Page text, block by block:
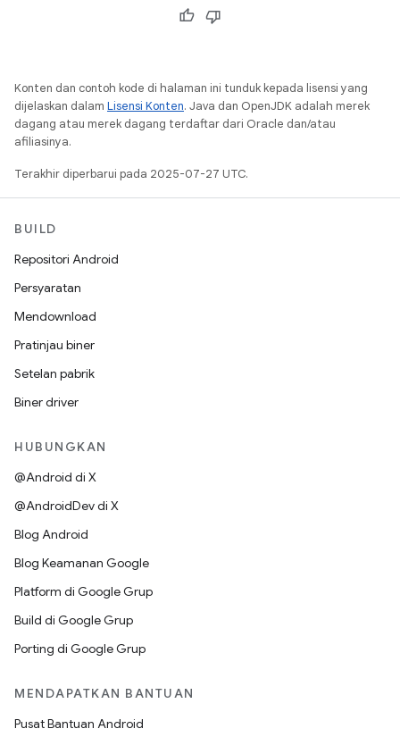
Konten dan contoh kode di halaman ini tunduk kepada lisensi yang
dijelaskan dalam Lisensi Konten. Java dan OpenJDK adalah merek
dagang atau merek dagang terdaftar dari Oracle dan/atau
afiliasinya.
Terakhir diperbarui pada 2025-07-27 UTC.
BUILD
Repositori Android
Persyaratan
Mendownload
Pratinjau biner
Setelan pabrik
Biner driver
HUBUNGKAN
@Android di X
@AndroidDev di X
Blog Android
Blog Keamanan Google
Platform di Google Grup
Build di Google Grup
Porting di Google Grup
MENDAPATKAN BANTUAN
Pusat Bantuan Android